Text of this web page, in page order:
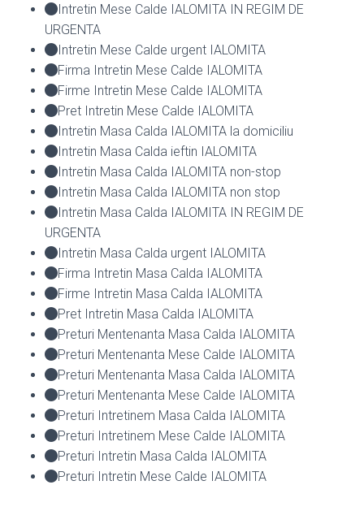
Intretin Mese Calde IALOMITA IN REGIM DE
URGENTA
Intretin Mese Calde urgent IALOMITA
Firma Intretin Mese Calde IALOMITA
Firme Intretin Mese Calde IALOMITA
Pret Intretin Mese Calde IALOMITA
Intretin Masa Calda IALOMITA la domiciliu
Intretin Masa Calda ieftin IALOMITA
Intretin Masa Calda IALOMITA non-stop
Intretin Masa Calda IALOMITA non stop
Intretin Masa Calda IALOMITA IN REGIM DE
URGENTA
Intretin Masa Calda urgent IALOMITA
Firma Intretin Masa Calda IALOMITA
Firme Intretin Masa Calda IALOMITA
Pret Intretin Masa Calda IALOMITA
Preturi Mentenanta Masa Calda IALOMITA
Preturi Mentenanta Mese Calde IALOMITA
Preturi Mentenanta Masa Calda IALOMITA
Preturi Mentenanta Mese Calde IALOMITA
Preturi Intretinem Masa Calda IALOMITA
Preturi Intretinem Mese Calde IALOMITA
Preturi Intretin Masa Calda IALOMITA
Preturi Intretin Mese Calde IALOMITA